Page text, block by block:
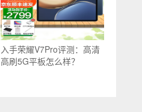
入手荣耀V7Pro评测：高清
高刷5G平板怎么样？